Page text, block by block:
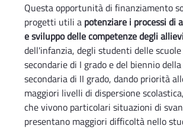
Questa opportunità di finanziamento
progetti utili a potenziare i processi di
e sviluppo delle competenze degli allievi
dell'infanzia, degli studenti delle
secondarie di I grado e del biennio
secondaria di II grado, dando priorità
maggiori livelli di dispersione
che vivono particolari situazioni di
presentano maggiori difficoltà nello